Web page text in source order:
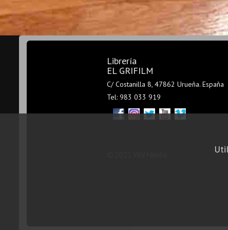
Librería
EL GRIFILM
C/ Costanilla 8, 47862 Urueña. España
Tel: 983 033 919